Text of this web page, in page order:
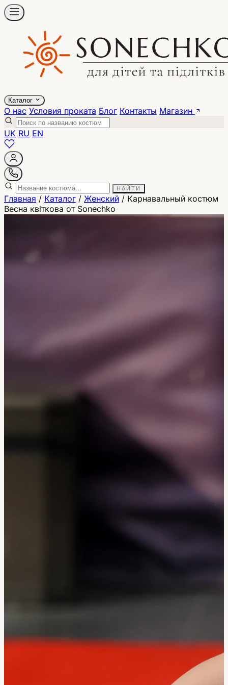
Каталог
О нас Условия проката Блог Контакты Магазин
UK RU EN
НАЙТИ
Главная / Каталог / Женский / Карнавальный костюм
Весна квіткова от Sonechko